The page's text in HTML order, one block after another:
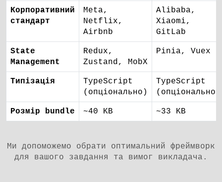
Корпоративний
стандарт
Meta,
Netflix,
Airbnb
Alibaba,
Xiaomi,
GitLab
State
Management
Redux,
Zustand, MobX
Pinia, Vuex
Типізація
TypeScript
(опціонально)
TypeScript
(опціонально)
Розмір bundle ~40 KB ~33 KB
Ми допоможемо обрати оптимальний фреймворк
для вашого завдання та вимог викладача.